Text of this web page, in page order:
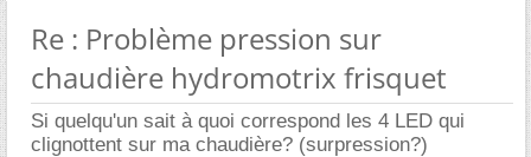
Re : Problème pression sur
chaudière hydromotrix frisquet
Si quelqu'un sait à quoi correspond les 4 LED qui
clignottent sur ma chaudière? (surpression?)